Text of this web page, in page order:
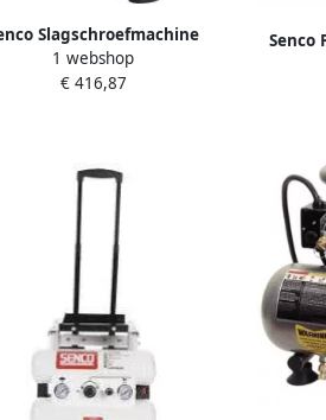
Slagschroefmachine
SEN700C
1 webshop
€ 416,87
Senco
Loc